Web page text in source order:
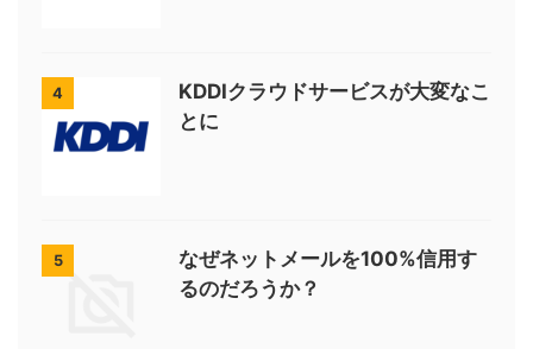
4
KDDIクラウドサービスが大変なこ
とに
5
なぜネットメールを100%信用す
るのだろうか？